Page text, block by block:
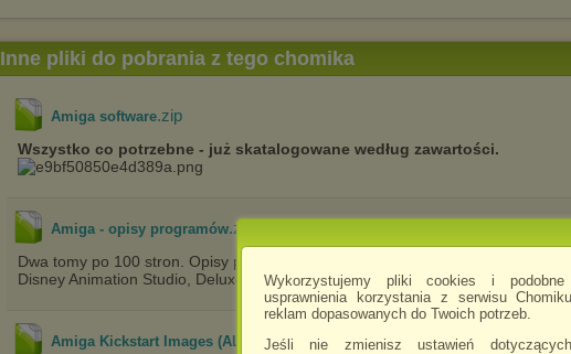
Wykorzystujemy pliki cookies i
usprawnienia korzystania z serwisu
reklam dopasowanych do Twoich potrzeb.
Jeśli nie zmienisz ustawień
Inne pliki do pobrania z tego chomika
Amiga software.zip
Wszystko co potrzebne - już skatalogowane według zawartości.
Amiga - opisy programów.zip
Dwa tomy po 100 stron. Opisy programów: Page Stream, Sculpt-Animate 4D,
Disney Animation Studio, Deluxe Paint III, Videoscope 3D oraz Math Amation.
Amiga Kickstart Images (ALL) .zip